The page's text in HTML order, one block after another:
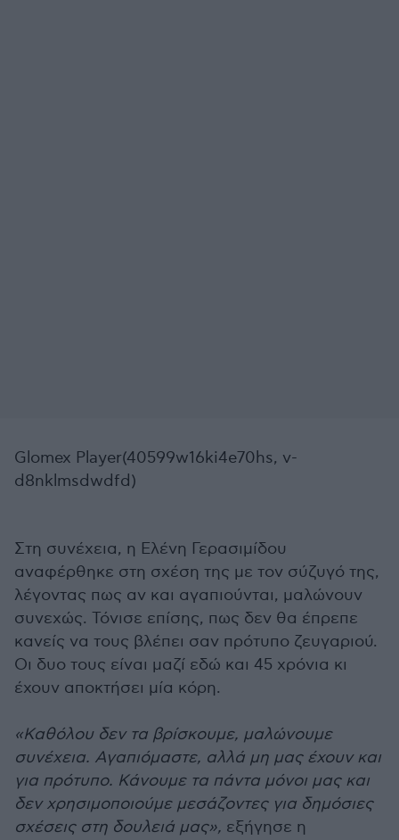
Glomex Player(40599w16ki4e70hs, v-
d8nklmsdwdfd)
Στη συνέχεια, η Ελένη Γερασιμίδου
αναφέρθηκε στη σχέση της με τον σύζυγό της,
λέγοντας πως αν και αγαπιούνται, μαλώνουν
συνεχώς. Τόνισε επίσης, πως δεν θα έπρεπε
κανείς να τους βλέπει σαν πρότυπο ζευγαριού.
Οι δυο τους είναι μαζί εδώ και 45 χρόνια κι
έχουν αποκτήσει μία κόρη.
«Καθόλου δεν τα βρίσκουμε, μαλώνουμε
συνέχεια. Αγαπιόμαστε, αλλά μη μας έχουν και
για πρότυπο. Κάνουμε τα πάντα μόνοι μας και
δεν χρησιμοποιούμε μεσάζοντες για δημόσιες
σχέσεις στη δουλειά μας», εξήγησε η